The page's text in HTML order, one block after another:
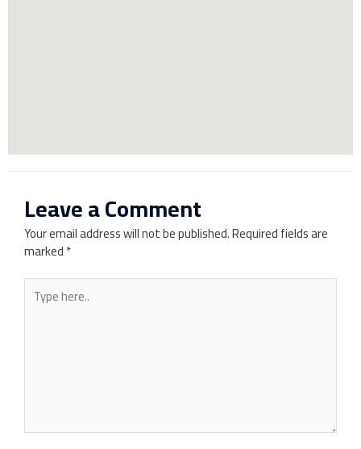
Leave a Comment
Your email address will not be published.Required fields are
marked*
Type
here..